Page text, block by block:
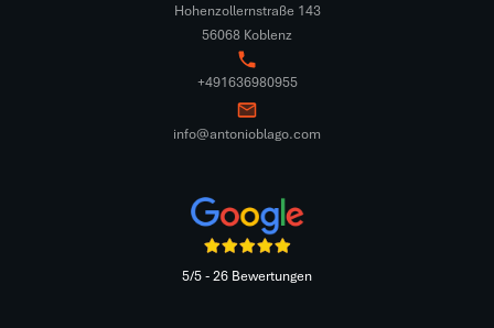
Hohenzollernstraße 143
56068 Koblenz
+491636980955
info@antonioblago.com
5/5 - 26 Bewertungen